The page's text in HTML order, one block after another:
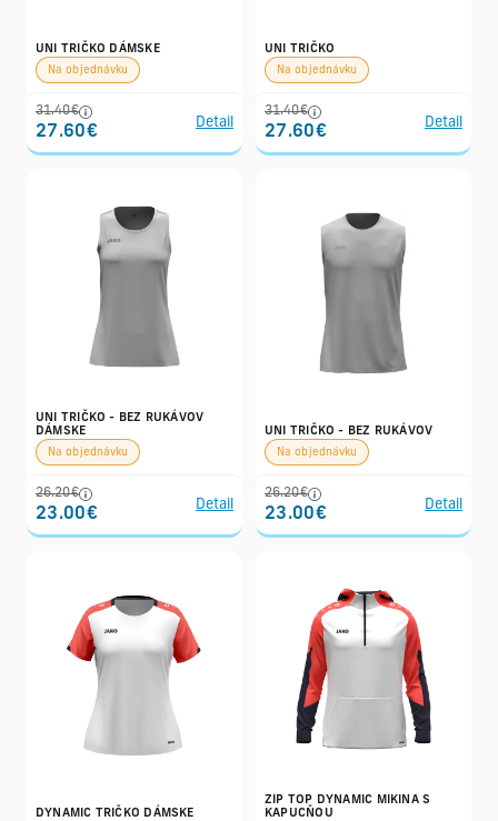
UNI TRIČKO DÁMSKE
Na objednávku
31.40€
27.60€
Detail
UNI TRIČKO
Na objednávku
31.40€
27.60€
Detail
UNI TRIČKO - BEZ RUKÁVOV
DÁMSKE
Na objednávku
26.20€
23.00€
Detail
UNI TRIČKO - BEZ RUKÁVOV
Na objednávku
26.20€
23.00€
Detail
DYNAMIC TRIČKO DÁMSKE
ZIP TOP DYNAMIC MIKINA S
KAPUCŇOU